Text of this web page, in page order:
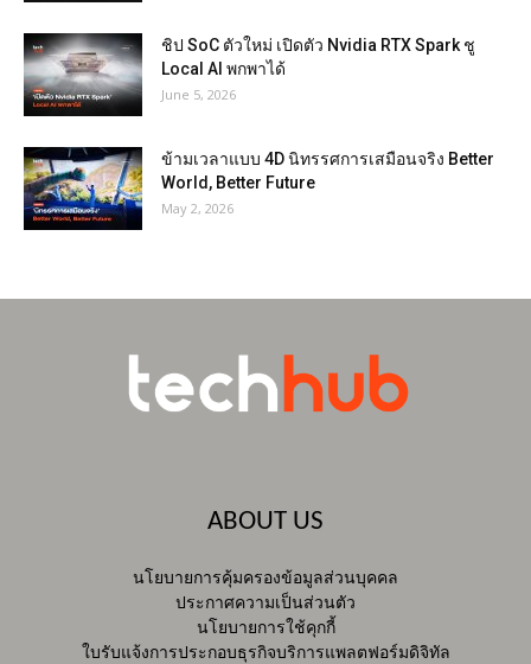
ชิป SoC ตัวใหม่ เปิดตัว Nvidia RTX Spark ชู
Local AI พกพาได้
June 5, 2026
ข้ามเวลาแบบ 4D นิทรรศการเสมือนจริง Better
World, Better Future
May 2, 2026
ABOUT US
นโยบายการคุ้มครองข้อมูลส่วนบุคคล
ประกาศความเป็นส่วนตัว
นโยบายการใช้คุกกี้
ใบรับแจ้งการประกอบธุรกิจบริการแพลตฟอร์มดิจิทัล